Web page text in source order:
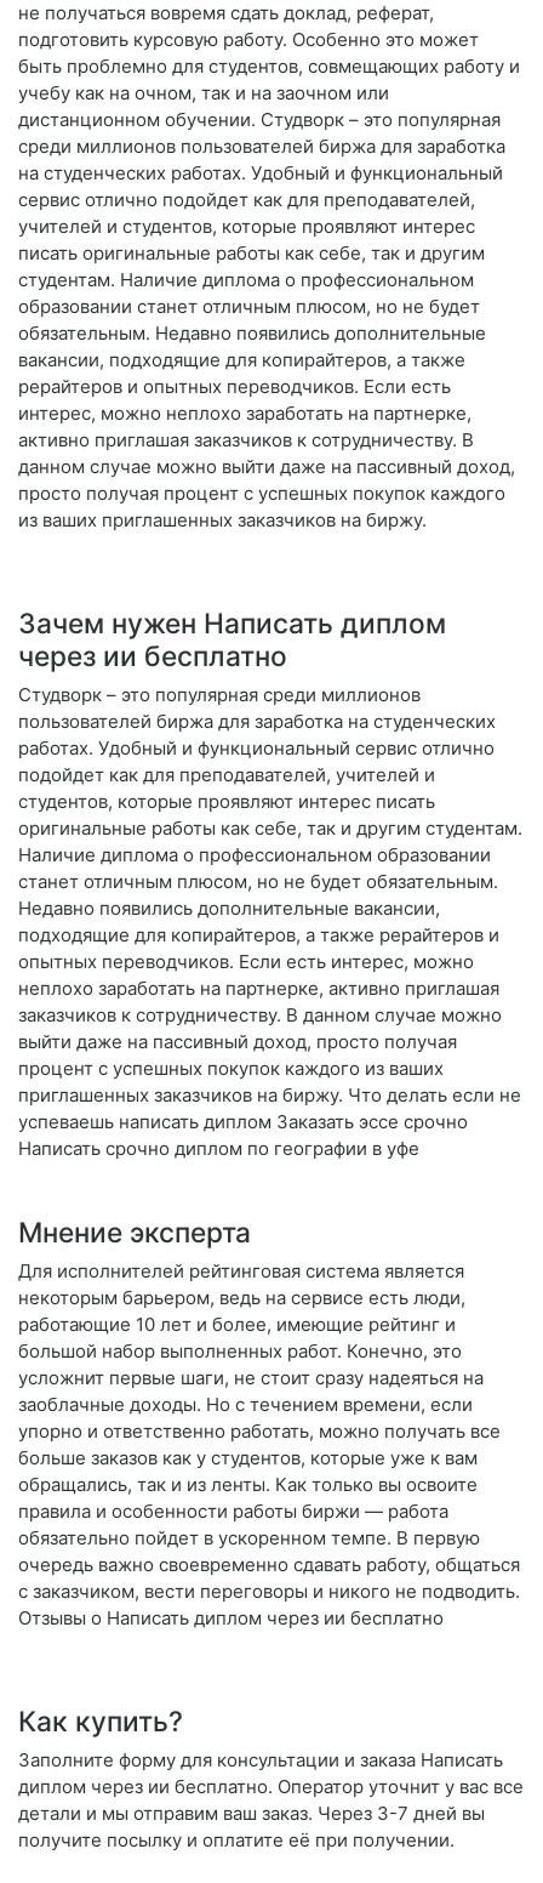
не получаться вовремя сдать доклад, реферат,
подготовить курсовую работу. Особенно это может
быть проблемно для студентов, совмещающих работу и
учебу как на очном, так и на заочном или
дистанционном обучении. Студворк – это популярная
среди миллионов пользователей биржа для заработка
на студенческих работах. Удобный и функциональный
сервис отлично подойдет как для преподавателей,
учителей и студентов, которые проявляют интерес
писать оригинальные работы как себе, так и другим
студентам. Наличие диплома о профессиональном
образовании станет отличным плюсом, но не будет
обязательным. Недавно появились дополнительные
вакансии, подходящие для копирайтеров, а также
рерайтеров и опытных переводчиков. Если есть
интерес, можно неплохо заработать на партнерке,
активно приглашая заказчиков к сотрудничеству. В
данном случае можно выйти даже на пассивный доход,
просто получая процент с успешных покупок каждого
из ваших приглашенных заказчиков на биржу.
Зачем нужен Написать диплом
через ии бесплатно
Студворк – это популярная среди миллионов
пользователей биржа для заработка на студенческих
работах. Удобный и функциональный сервис отлично
подойдет как для преподавателей, учителей и
студентов, которые проявляют интерес писать
оригинальные работы как себе, так и другим студентам.
Наличие диплома о профессиональном образовании
станет отличным плюсом, но не будет обязательным.
Недавно появились дополнительные вакансии,
подходящие для копирайтеров, а также рерайтеров и
опытных переводчиков. Если есть интерес, можно
неплохо заработать на партнерке, активно приглашая
заказчиков к сотрудничеству. В данном случае можно
выйти даже на пассивный доход, просто получая
процент с успешных покупок каждого из ваших
приглашенных заказчиков на биржу. Что делать если не
успеваешь написать диплом Заказать эссе срочно
Написать срочно диплом по географии в уфе
Мнение эксперта
Для исполнителей рейтинговая система является
некоторым барьером, ведь на сервисе есть люди,
работающие 10 лет и более, имеющие рейтинг и
большой набор выполненных работ. Конечно, это
усложнит первые шаги, не стоит сразу надеяться на
заоблачные доходы. Но с течением времени, если
упорно и ответственно работать, можно получать все
больше заказов как у студентов, которые уже к вам
обращались, так и из ленты. Как только вы освоите
правила и особенности работы биржи — работа
обязательно пойдет в ускоренном темпе. В первую
очередь важно своевременно сдавать работу, общаться
с заказчиком, вести переговоры и никого не подводить.
Отзывы о Написать диплом через ии бесплатно
Как купить?
Заполните форму для консультации и заказа Написать
диплом через ии бесплатно. Оператор уточнит у вас все
детали и мы отправим ваш заказ. Через 3-7 дней вы
получите посылку и оплатите её при получении.